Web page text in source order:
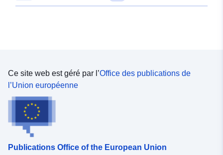
Ce site web est géré par l’Office des publications de
l’Union européenne
Publications Office of the European Union